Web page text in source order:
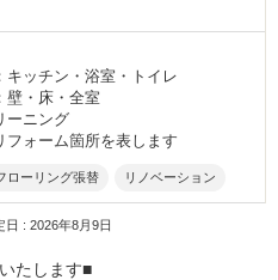
ッチン・浴室・トイレ
・床・全室
ーニング
ォーム箇所を表します
ローリング張替 リノベーション
: 2026年8月9日
たします■